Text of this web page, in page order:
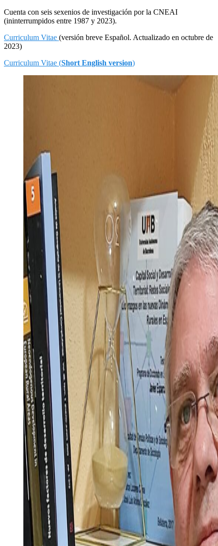
Cuenta con seis sexenios de investigación por la CNEAI
(ininterrumpidos entre 1987 y 2023).
Curriculum Vitae (versión breve Español. Actualizado en octubre de
2023)
Curriculum Vitae (Short English version)